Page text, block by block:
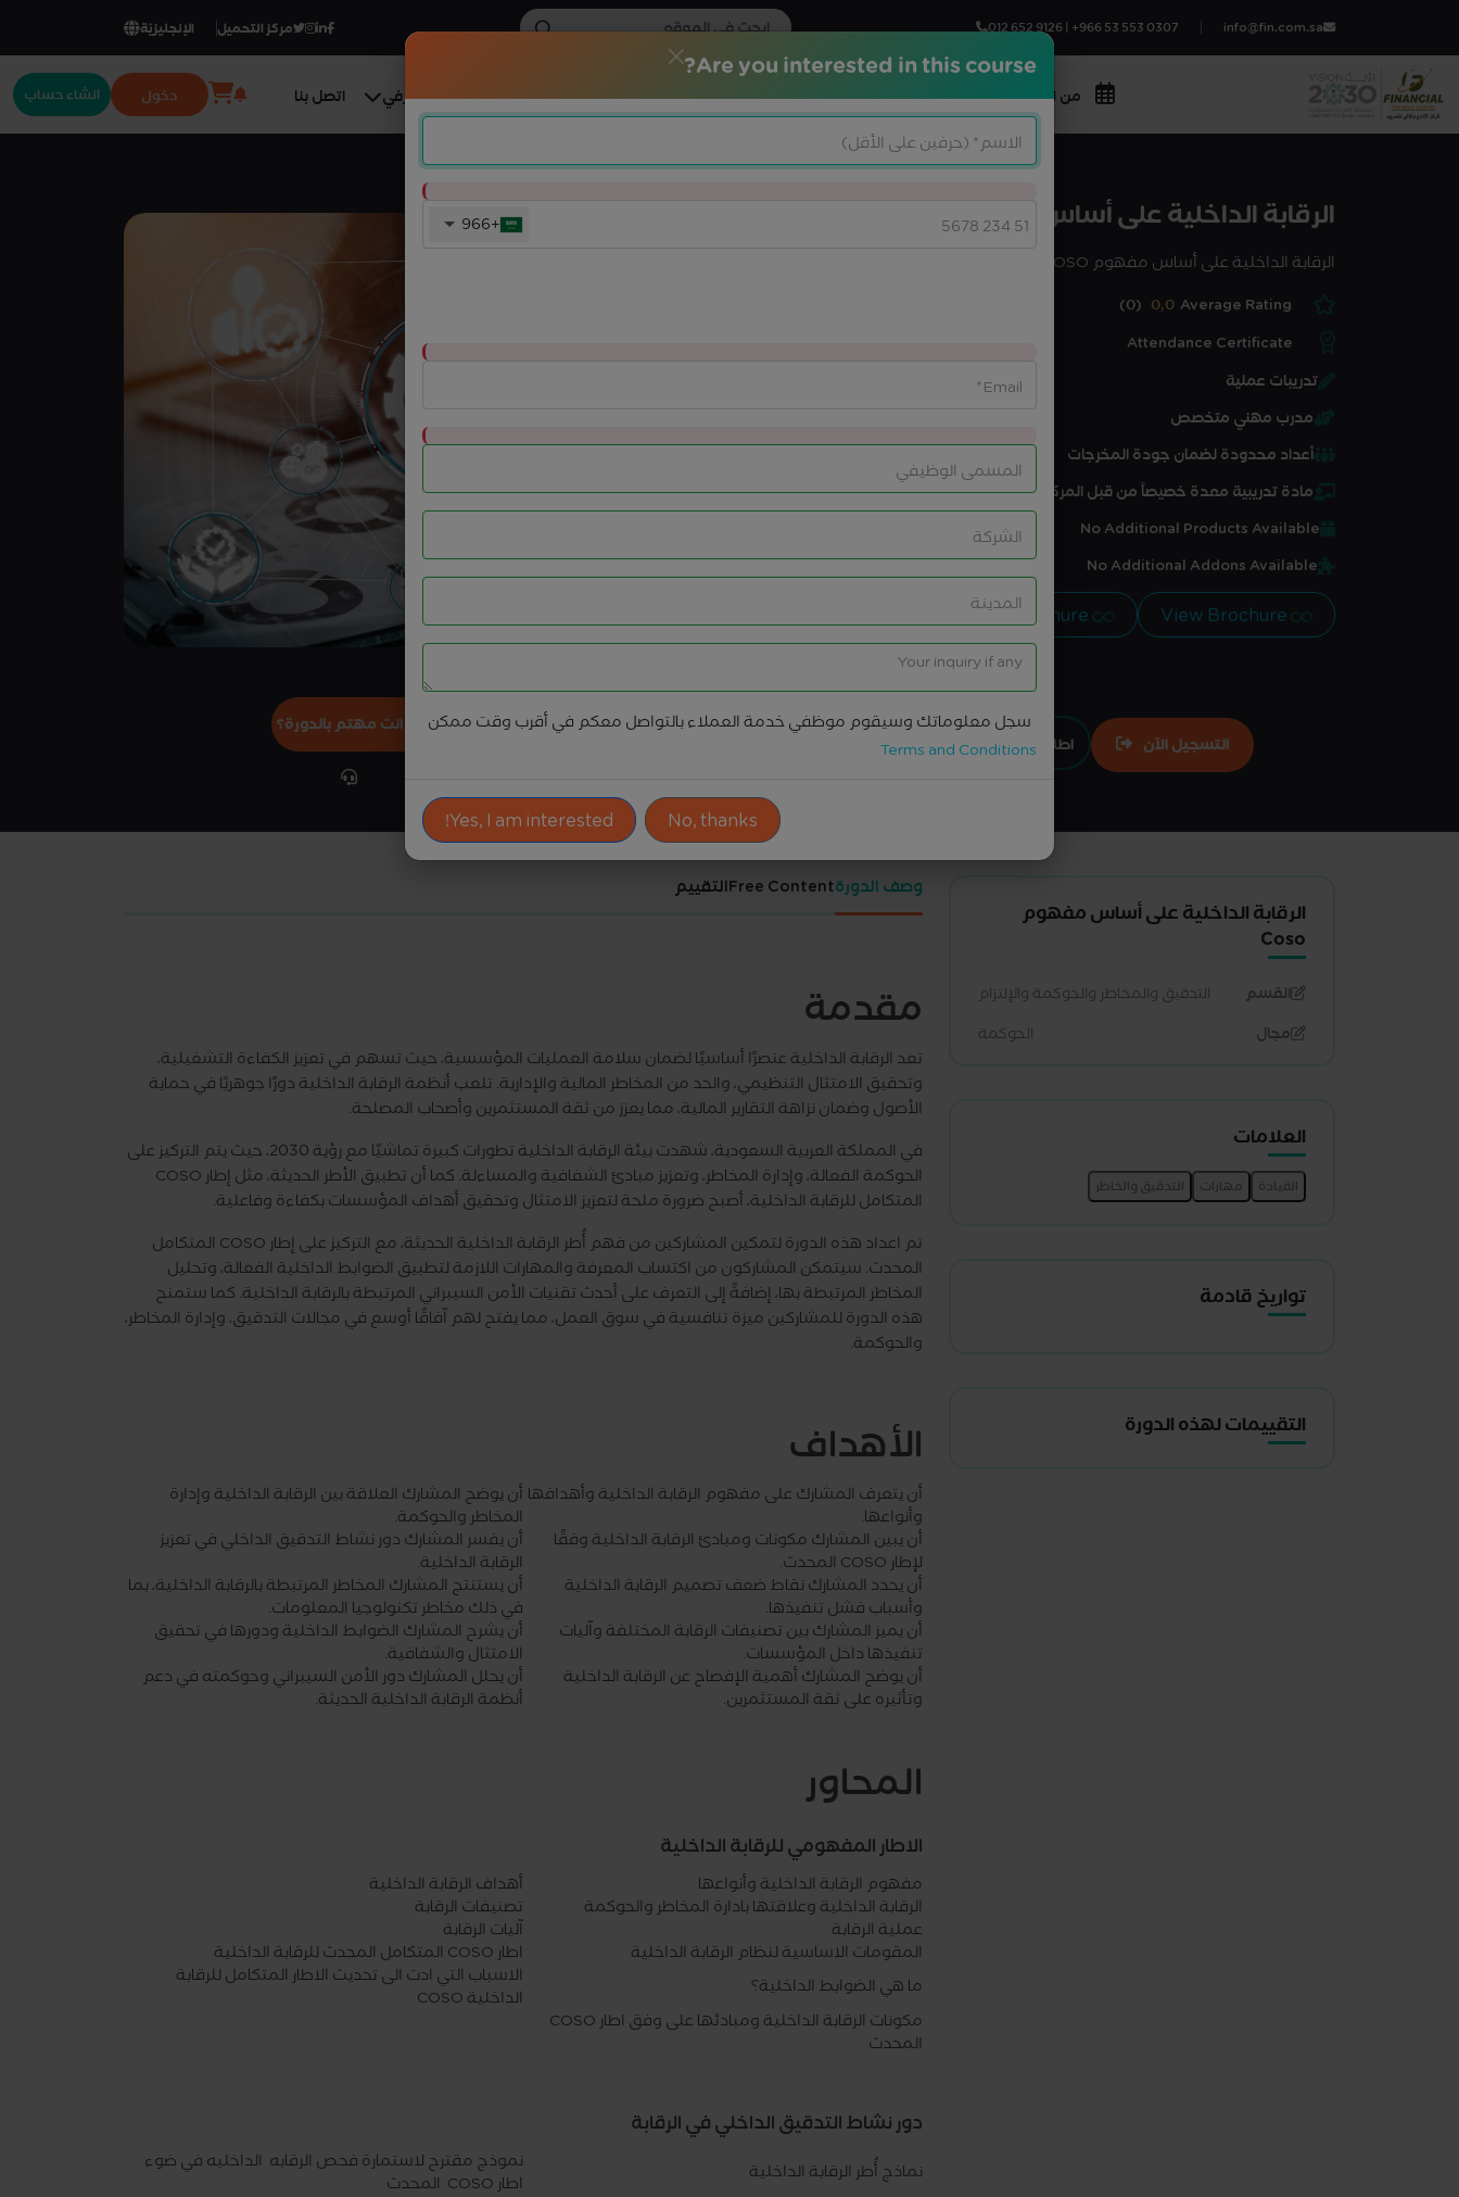
info@fin.com.sa
012 652 9126 | +966 53 553 0307 مركز التحميل الإنجليزيّة
من نحن المجالات التدريبية الشهادات الاحترافية خدماتنا المركز الاعلامي المركز المعرفي اتصل بنا دخول انشاء حساب
الرقابة الداخلية على أساس مفهوم COSO
الرقابة الداخلية على أساس مفهوم COSO
Average Rating
0,0
(0)
Attendance Certificate
تدريبات عملية
مدرب مهني متخصص
أعداد محدودة لضمان جودة المخرجات
مادة تدريبية معدة خصيصاً من قبل المركز
No Additional Products Available
No Additional Addons Available
التسجيل الآن اطلبها تعاقدي
ادوات المشاركة هل انت مهتم بالدورة؟
الرقابة الداخلية على أساس مفهوم
Coso
القسم
التدقيق والمخاطر والحوكمة والإلتزام
مجال
الحوكمة
العلامات
تواريخ قادمة
التقييمات لهذه الدورة
وصف الدورةFree Contentالتقييم
مقدمة
تعد الرقابة الداخلية عنصرًا أساسيًا لضمان سلامة العمليات المؤسسية، حيث تسهم في تعزيز الكفاءة التشغيلية،
وتحقيق الامتثال التنظيمي، والحد من المخاطر المالية والإدارية. تلعب أنظمة الرقابة الداخلية دورًا جوهريًا في حماية
الأصول وضمان نزاهة التقارير المالية، مما يعزز من ثقة المستثمرين وأصحاب المصلحة.
في المملكة العربية السعودية، شهدت بيئة الرقابة الداخلية تطورات كبيرة تماشيًا مع رؤية 2030، حيث يتم التركيز على
الحوكمة الفعالة، وإدارة المخاطر، وتعزيز مبادئ الشفافية والمساءلة. كما أن تطبيق الأطر الحديثة، مثل إطار COSO
المتكامل للرقابة الداخلية، أصبح ضرورة ملحة لتعزيز الامتثال وتحقيق أهداف المؤسسات بكفاءة وفاعلية.
تم اعداد هذه الدورة لتمكين المشاركين من فهم أُطر الرقابة الداخلية الحديثة، مع التركيز على إطار COSO المتكامل
المحدث. سيتمكن المشاركون من اكتساب المعرفة والمهارات اللازمة لتطبيق الضوابط الداخلية الفعالة، وتحليل
المخاطر المرتبطة بها، إضافةً إلى التعرف على أحدث تقنيات الأمن السيبراني المرتبطة بالرقابة الداخلية. كما ستمنح
هذه الدورة للمشاركين ميزة تنافسية في سوق العمل، مما يفتح لهم آفاقًا أوسع في مجالات التدقيق، وإدارة المخاطر،
والحوكمة.
الأهداف
أن يتعرف المشارك على مفهوم الرقابة الداخلية وأهدافها
وأنواعها.
أن يوضح المشارك العلاقة بين الرقابة الداخلية وإدارة
المخاطر والحوكمة.
أن يبين المشارك مكونات ومبادئ الرقابة الداخلية وفقًا
لإطار COSO المحدث.
أن يفسر المشارك دور نشاط التدقيق الداخلي في تعزيز
الرقابة الداخلية.
أن يحدد المشارك نقاط ضعف تصميم الرقابة الداخلية
وأسباب فشل تنفيذها.
أن يستنتج المشارك المخاطر المرتبطة بالرقابة الداخلية، بما
في ذلك مخاطر تكنولوجيا المعلومات.
أن يميز المشارك بين تصنيفات الرقابة المختلفة وآليات
تنفيذها داخل المؤسسات.
أن يشرح المشارك الضوابط الداخلية ودورها في تحقيق
الامتثال والشفافية.
أن يوضح المشارك أهمية الإفصاح عن الرقابة الداخلية
وتأثيره على ثقة المستثمرين.
أن يحلل المشارك دور الأمن السيبراني وحوكمته في دعم
أنظمة الرقابة الداخلية الحديثة.
المحاور
الاطار المفهومي للرقابة الداخلية
مفهوم الرقابة الداخلية وأنواعها
أهداف الرقابة الداخلية
الرقابة الداخلية وعلاقتها بادارة المخاطر والحوكمة
تصنيفات الرقابة
عملية الرقابة
آليات الرقابة
المقومات الاساسية لنظام الرقابة الداخلية
اطار COSO المتكامل المحدث للرقابة الداخلية
ما هي الضوابط الداخلية؟
الاسباب التي ادت الى تحديث الاطار المتكامل للرقابة
الداخلية COSO
مكونات الرقابة الداخلية ومبادئها على وفق اطار COSO
المحدث
دور نشاط التدقيق الداخلي في الرقابة
نماذج أُطر الرقابة الداخلية
نموذج مقترح لاستمارة فحص الرقابه الداخليه في ضوء
اطار COSO المحدث
Are you interested in this course?
+966
سجل معلوماتك وسيقوم موظفي خدمة العملاء بالتواصل معكم في أقرب وقت ممكن
Terms and Conditions
No, thanks
Yes, I am interested!